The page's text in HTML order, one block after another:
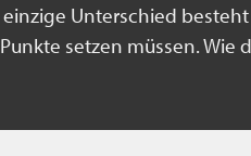
einzige Unterschied besteht
Punkte setzen müssen. Wie